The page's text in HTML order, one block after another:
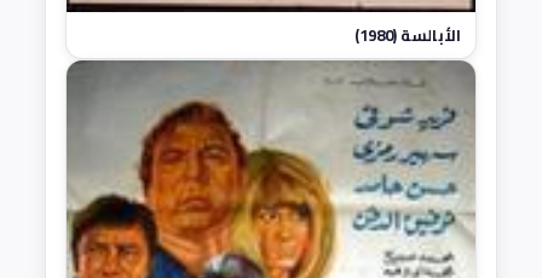
الأبالسة (1980)